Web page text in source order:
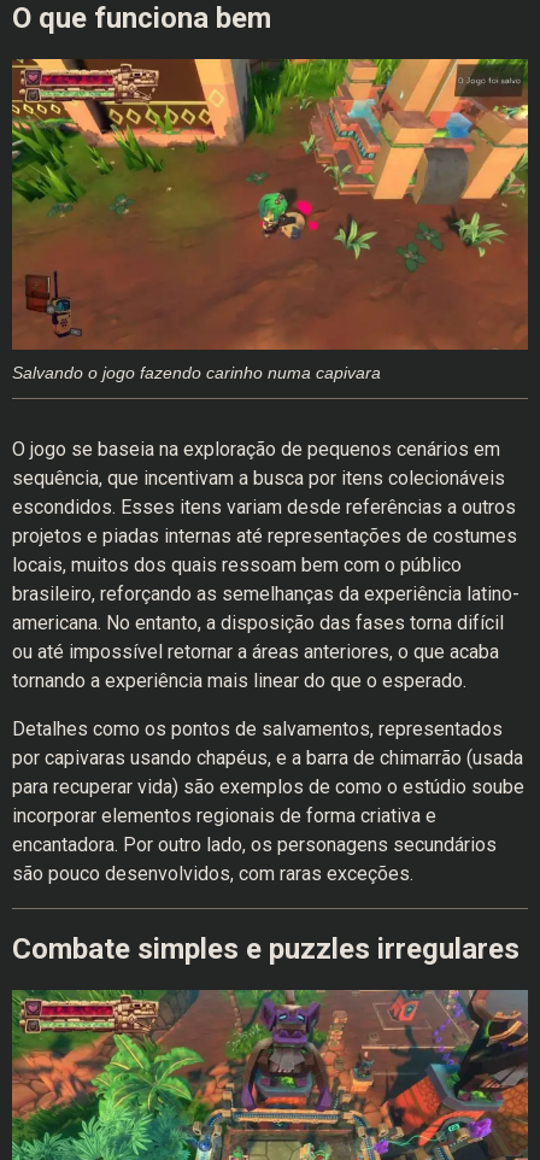
O que funciona bem
Salvando o jogo fazendo carinho numa capivara
O jogo se baseia na exploração de pequenos cenários em
sequência, que incentivam a busca por itens colecionáveis
escondidos. Esses itens variam desde referências a outros
projetos e piadas internas até representações de costumes
locais, muitos dos quais ressoam bem com o público
brasileiro, reforçando as semelhanças da experiência latino-
americana. No entanto, a disposição das fases torna difícil
ou até impossível retornar a áreas anteriores, o que acaba
tornando a experiência mais linear do que o esperado.
Detalhes como os pontos de salvamentos, representados
por capivaras usando chapéus, e a barra de chimarrão (usada
para recuperar vida) são exemplos de como o estúdio soube
incorporar elementos regionais de forma criativa e
encantadora. Por outro lado, os personagens secundários
são pouco desenvolvidos, com raras exceções.
Combate simples e puzzles irregulares